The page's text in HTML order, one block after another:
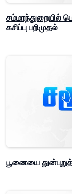
சம்மாந்துறையில்
கசிப்பு பறிமுதல்
பூனையை